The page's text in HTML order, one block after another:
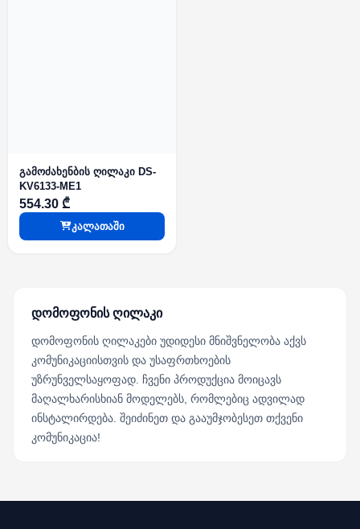
გამოძახენბის ღილაკი DS-
KV6133-ME1
554.30 ₾
კალათაში
დომოფონის ღილაკი
დომოფონის ღილაკები უდიდესი მნიშვნელობა აქვს
კომუნიკაციისთვის და უსაფრთხოების
უზრუნველსაყოფად. ჩვენი პროდუქცია მოიცავს
მაღალხარისხიან მოდელებს, რომლებიც ადვილად
ინსტალირდება. შეიძინეთ და გააუმჯობესეთ თქვენი
კომუნიკაცია!